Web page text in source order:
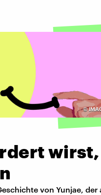
©
wirst,
von Yunjae, der